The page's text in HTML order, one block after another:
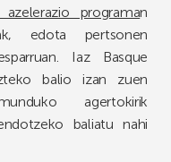
programan
edota pertsonen
Iaz Basque
balio izan zuen
agertokirik
baliatu nahi